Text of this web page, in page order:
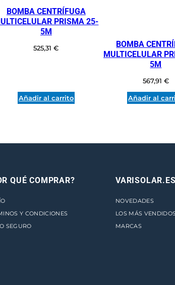
O
R
A
5
BOMBA CENTRÍFUGA
PRISMA 25-
5M
525,31€
Añadir al carrito
BOMBA
MULTICELULAR
5M
567,91 €
Añadir al
QUÉ COMPRAR?
Y CONDICIONES
SEGURO
VARISOLAR.ES
NOVEDADES
LOS MÁS
MARCAS